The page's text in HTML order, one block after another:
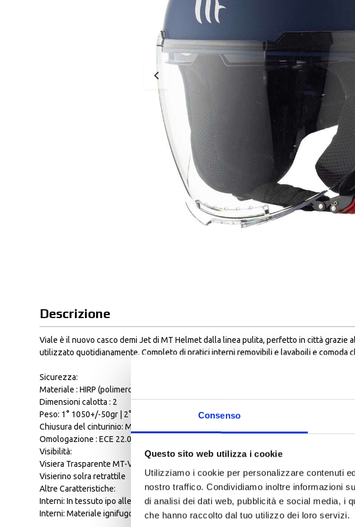
Consenso
Questo sito web utilizza i cookie
Utilizziamo i cookie per personalizzare contenuti
nostro traffico. Condividiamo inoltre informazioni
di analisi dei dati web, pubblicità e social media, i
che hanno raccolto dal tuo utilizzo dei loro servizi.
Scarpe
Stivali Touring
Descrizione
Viale è il nuovo casco demi Jet di MT Helmet dalla linea pulita, perfetto in città
utilizzato quotidianamente. Completo di pratici interni removibili e lavaboili e comoda
Sicurezza:
Materiale : HIRP (polimero resistente agli urti) è formulato da un polimero iniettato
Dimensioni calotta : 2
Peso: 1° 1050+/-50gr | 2° 1100+/-50 gr
Chiusura del cinturinio: Micrometrico
Omologazione : ECE 22.05
Visibilità:
Visiera Trasparente MT-V-26
Visierino solra retrattile
Altre Caratteristiche:
Interni: In tessuto ipo allergenico e antibatterico , lavabili
Interni: Materiale ignifugo al fine di garantire un alto livello di sicurezza